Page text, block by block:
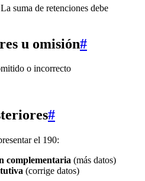
suma de retenciones debe
u omisión#
o incorrecto
#
el 190:
complementaria (más datos)
(corrige datos)